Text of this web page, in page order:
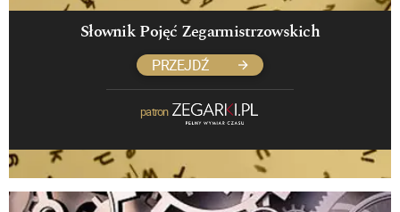
Słownik Pojęć Zegarmistrzowskich
PRZEJDŹ
patron